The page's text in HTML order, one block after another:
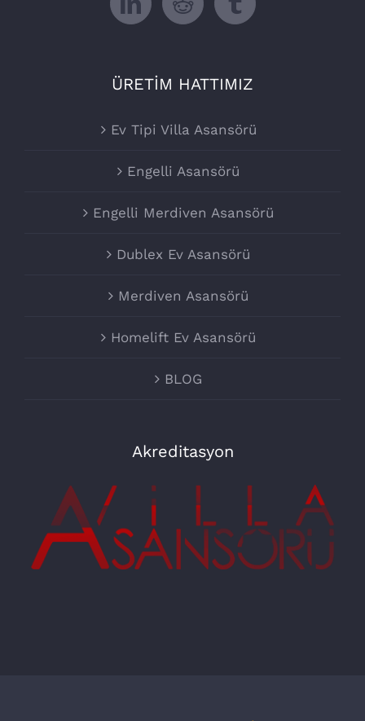
ÜRETİM HATTIMIZ
Ev Tipi Villa Asansörü
Engelli Asansörü
Engelli Merdiven Asansörü
Dublex Ev Asansörü
Merdiven Asansörü
Homelift Ev Asansörü
BLOG
Akreditasyon